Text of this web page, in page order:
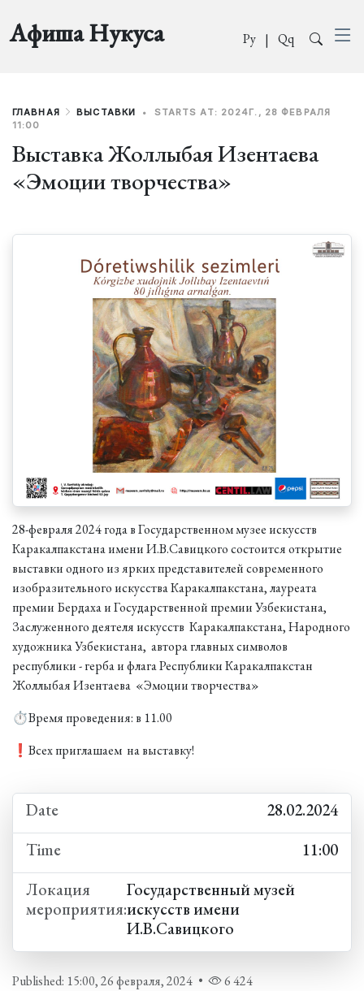
Афиша Нукуса Ру | Qq
ГЛАВНАЯ ВЫСТАВКИ •
STARTS AT: 2024Г., 28 ФЕВРАЛЯ
11:00
Выставка Жоллыбая Изентаева
«Эмоции творчества»
28-февраля 2024 года в Государственном музее искусств
Каракалпакстана имени И.В.Савицкого состоится открытие
выставки одного из ярких представителей современного
изобразительного искусства Каракалпакстана, лауреата
премии Бердаха и Государственной премии Узбекистана,
Заслуженного деятеля искусств Каракалпакстана, Народного
художника Узбекистана, автора главных символов
республики - герба и флага Республики Каракалпакстан
Жоллыбая Изентаева «Эмоции творчества»
⏱Время проведения: в 11.00
❗️Всех приглашаем на выставку!
Date
28.02.2024
Time
11:00
Локация
мероприятия:
Государственный музей
искусств имени
И.В.Савицкого
Published: 15:00, 26 февраля, 2024 • 6 424